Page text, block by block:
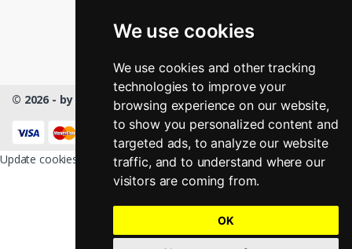
We use cookies
We use cookies and other tracking
technologies to improve your
browsing experience on our website,
to show you personalized content and
targeted ads, to analyze our website
traffic, and to understand where our
visitors are coming from.
OK
Магазини
© 2026 - by Masmart™ - All rights Reserved
Update cookies preferences
ЗВ'ЯЗКУ